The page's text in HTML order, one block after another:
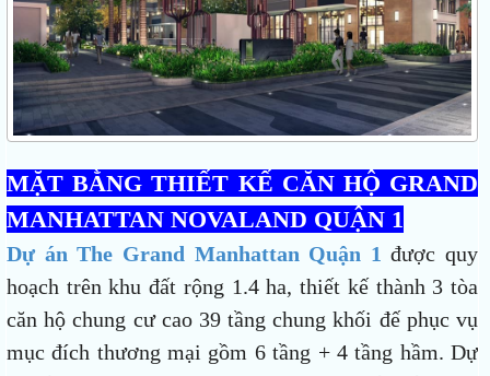
MẶT BẰNG THIẾT KẾ CĂN HỘ GRAND
MANHATTAN NOVALAND QUẬN 1
Dự án The Grand Manhattan Quận 1 được quy
hoạch trên khu đất rộng 1.4 ha, thiết kế thành 3 tòa
căn hộ chung cư cao 39 tầng chung khối đế phục vụ
mục đích thương mại gồm 6 tầng + 4 tầng hầm. Dự